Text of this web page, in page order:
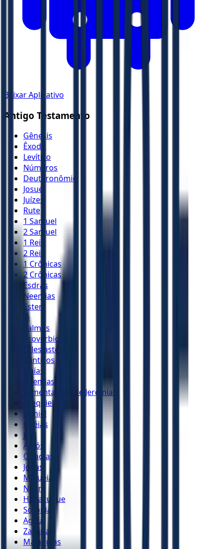
Baixar Aplicativo
Antigo Testamento
Gênesis
Êxodo
Levítico
Números
Deuteronômio
Josué
Juízes
Rute
1 Samuel
2 Samuel
1 Reis
2 Reis
1 Crônicas
2 Crônicas
Esdras
Neemias
Ester
Jó
Salmos
Provérbios
Eclesiastes
Cânticos
Isaías
Jeremias
Lamentações de Jeremias
Ezequiel
Daniel
Oséias
Joel
Amós
Obadias
Jonas
Miquéias
Naum
Habacuque
Sofonias
Ageu
Zacarias
Malaquias